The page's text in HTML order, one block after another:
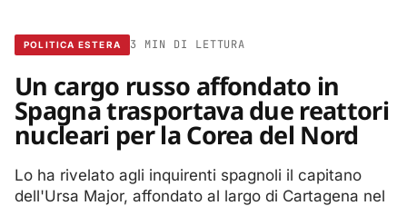
POLITICA ESTERA 3 MIN DI LETTURA
Un cargo russo affondato in
Spagna trasportava due reattori
nucleari per la Corea del Nord
Lo ha rivelato agli inquirenti spagnoli il capitano
dell'Ursa Major, affondato al largo di Cartagena nel